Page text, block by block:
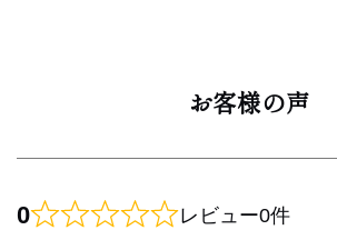
お客様の声
0 レビュー0件